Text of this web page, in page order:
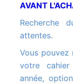
AVANT
Recherche du véhicule en fonction de vos
attentes.
Vous pouvez nous confier vos recherches selon
votre cahier
année,